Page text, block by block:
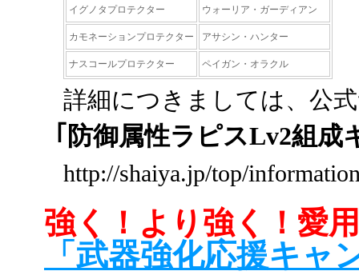
イグノタプロテクター ウォーリア・ガーディアン
カモネーションプロテクター アサシン・ハンター
ナスコールプロテクター ペイガン・オラクル
詳細につきましては、公
｢防御属性ラピスLv2組成
http://shaiya.jp/top/
強く！より強く！愛
「武器強化応援キャ